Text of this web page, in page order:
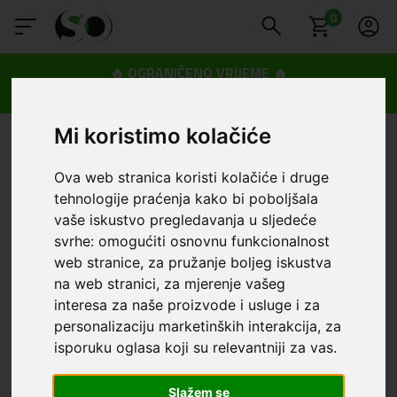
Mi koristimo kolačiće
Ova web stranica koristi kolačiće i druge
tehnologije praćenja kako bi poboljšala
vaše iskustvo pregledavanja u sljedeće
svrhe:omogućiti osnovnu funkcionalnost
web stranice, za pružanje boljeg iskustva
na web stranici, za mjerenje vašeg
interesa za naše proizvode i usluge i za
personalizaciju marketinških interakcija, za
isporuku oglasa koji su relevantniji za vas.
Slažem se
0
🔥 OGRANIČENO VRIJEME 🔥